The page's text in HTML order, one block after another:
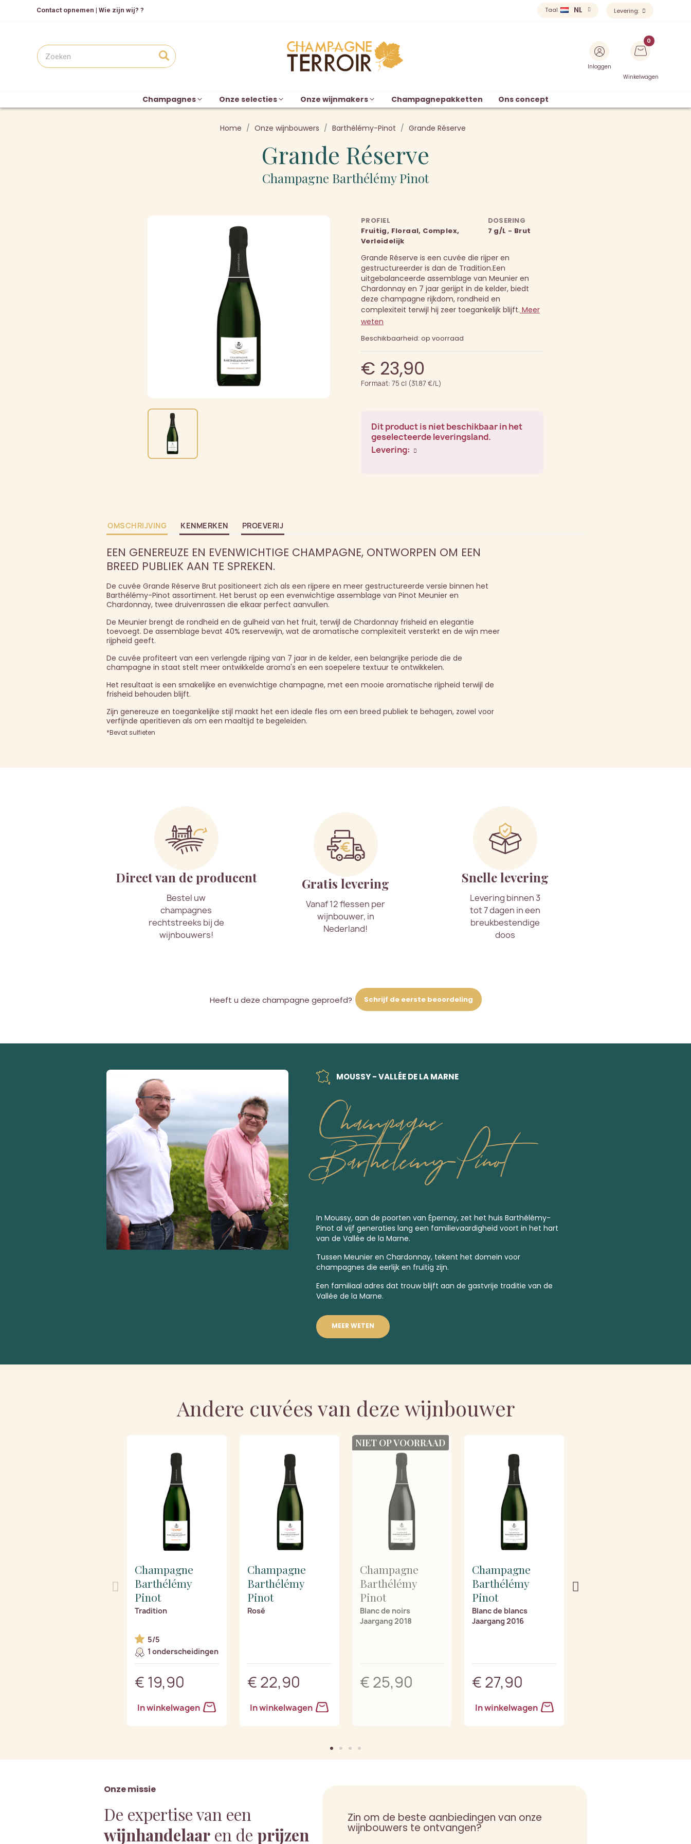
Contact opnemen | Wie zijn wij? ? Taal NL Levering:
Inloggen
Winkelwagen
Champagnes Onze selecties Onze wijnmakers Champagnepakketten Ons concept
Home Onze wijnbouwers Barthélémy-Pinot Grande Réserve
Grande Réserve
Champagne Barthélémy Pinot
PROFIEL
Fruitig, Floraal, Complex,
Verleidelijk
DOSERING
7 g/L - Brut
Grande Réserve is een cuvée die rijper en
gestructureerder is dan de Tradition.Een
uitgebalanceerde assemblage van Meunier en
Chardonnay en 7 jaar gerijpt in de kelder, biedt
deze champagne rijkdom, rondheid en
complexiteit terwijl hij zeer toegankelijk blijft. Meer
weten
Beschikbaarheid: op voorraad
€ 23,90
Formaat: 75 cl (31.87 €/L)
Dit product is niet beschikbaar in het
geselecteerde leveringsland.
Levering:
OMSCHRIJVING KENMERKEN PROEVERIJ
EEN GENEREUZE EN EVENWICHTIGE CHAMPAGNE, ONTWORPEN OM EEN
BREED PUBLIEK AAN TE SPREKEN.
De cuvée Grande Réserve Brut positioneert zich als een rijpere en meer gestructureerde versie binnen het
Barthélémy-Pinot assortiment. Het berust op een evenwichtige assemblage van Pinot Meunier en
Chardonnay, twee druivenrassen die elkaar perfect aanvullen.
De Meunier brengt de rondheid en de gulheid van het fruit, terwijl de Chardonnay frisheid en elegantie
toevoegt. De assemblage bevat 40% reservewijn, wat de aromatische complexiteit versterkt en de wijn meer
rijpheid geeft.
De cuvée profiteert van een verlengde rijping van 7 jaar in de kelder, een belangrijke periode die de
champagne in staat stelt meer ontwikkelde aroma's en een soepelere textuur te ontwikkelen.
Het resultaat is een smakelijke en evenwichtige champagne, met een mooie aromatische rijpheid terwijl de
frisheid behouden blijft.
Zijn genereuze en toegankelijke stijl maakt het een ideale fles om een breed publiek te behagen, zowel voor
verfijnde aperitieven als om een maaltijd te begeleiden.
*Bevat sulfieten
Direct van de producent
Bestel uw
champagnes
rechtstreeks bij de
wijnbouwers!
Gratis levering
Vanaf 12 flessen per
wijnbouwer, in
Nederland!
Snelle levering
Levering binnen 3
tot 7 dagen in een
breukbestendige
doos
Heeft u deze champagne geproefd? Schrijf de eerste beoordeling
MOUSSY - VALLÉE DE LA MARNE
Champagne
Barthelemy-Pinot
In Moussy, aan de poorten van Épernay, zet het huis Barthélémy-
Pinot al vijf generaties lang een familievaardigheid voort in het hart
van de Vallée de la Marne.
Tussen Meunier en Chardonnay, tekent het domein voor
champagnes die eerlijk en fruitig zijn.
Een familiaal adres dat trouw blijft aan de gastvrije traditie van de
Vallée de la Marne.
MEER WETEN
Andere cuvées van deze wijnbouwer
Champagne
Barthélémy
Pinot
Tradition
5/5
1 onderscheidingen
€ 19,90
In winkelwagen
Champagne
Barthélémy
Pinot
Rosé
€ 22,90
In winkelwagen
Champagne
Barthélémy
Pinot
Blanc de noirs
Jaargang 2018
€ 25,90
NIET OP VOORRAAD
Champagne
Barthélémy
Pinot
Blanc de blancs
Jaargang 2016
€ 27,90
In winkelwagen
Onze missie
De expertise van een
wijnhandelaar en de prijzen
Zin om de beste aanbiedingen van onze
wijnbouwers te ontvangen?